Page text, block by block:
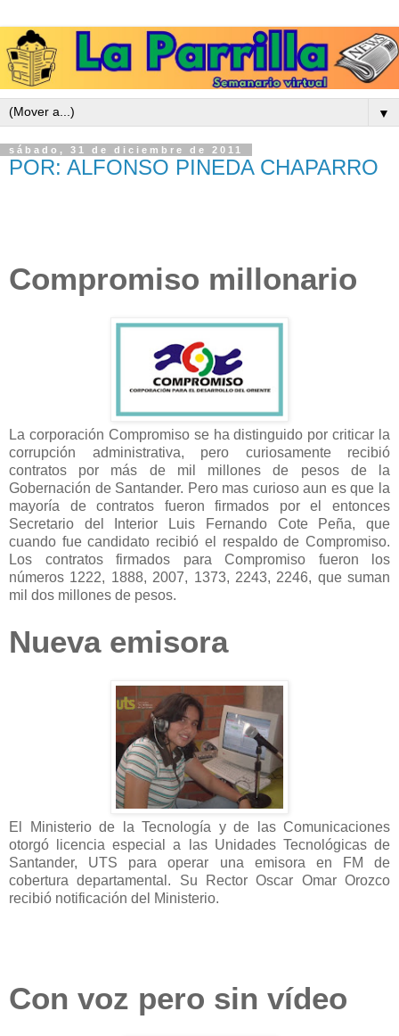
▼
sábado, 31 de diciembre de 2011
POR: ALFONSO PINEDA CHAPARRO
Compromiso millonario
La corporación Compromiso se ha distinguido por criticar la
corrupción administrativa, pero curiosamente recibió
contratos por más de mil millones de pesos de
la
Gobernación de Santander. Pero mas curioso aun es que la
mayoría de contratos fueron firmados por el entonces
Secretario del Interior Luis Fernando Cote Peña, que
cuando fue candidato recibió el respaldo de Compromiso.
Los contratos firmados para Compromiso fueron los
números 1222, 1888, 2007, 1373, 2243, 2246, que suman
mil dos millones de pesos.
Nueva emisora
El Ministerio de la Tecnología y de las Comunicaciones
otorgó licencia especial a las Unidades Tecnológicas de
Santander, UTS para operar una emisora en FM de
cobertura departamental. Su Rector Oscar Omar Orozco
recibió notificación del Ministerio.
Con voz pero sin vídeo